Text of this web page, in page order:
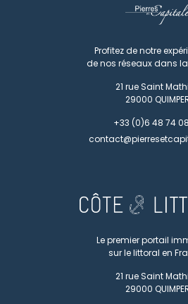
Profitez de notre
de nos réseaux dans
21 rue Saint
29000
+33 (0)6 48 74
Le premier portail
sur le littoral en
21 rue Saint
29000